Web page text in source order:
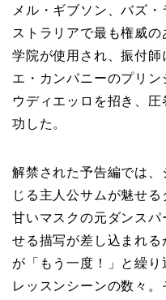
メル・ギブソン、バズ
ストラリアで最も権威
学院が使用され、振付
エ・カンパニーのプリ
ウディエッロを招き、
功した。
解禁された予告編では
じる主人公サムが魅せる
甘いマスクの元ダンス
せる描写が差し込まれ
が「もう一度！」と繰
レッスンシーンの数々